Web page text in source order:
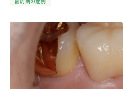
歯周病の症例